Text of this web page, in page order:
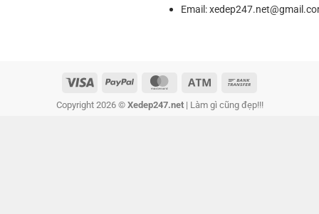
Email:
Copyright 2026 © Xedep247.net| Làm gì cũng đẹp!!!